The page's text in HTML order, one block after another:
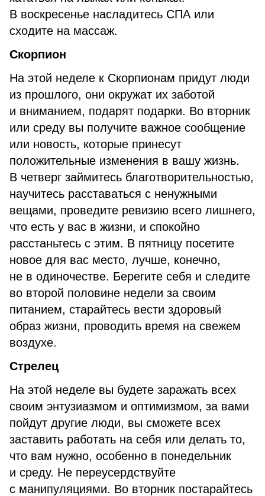
В воскресенье насладитесь СПА или
сходите на массаж.
Скорпион
На этой неделе к Скорпионам придут люди
из прошлого, они окружат их заботой
и вниманием, подарят подарки. Во вторник
или среду вы получите важное сообщение
или новость, которые принесут
положительные изменения в вашу жизнь.
В четверг займитесь благотворительностью,
научитесь расставаться с ненужными
вещами, проведите ревизию всего лишнего,
что есть у вас в жизни, и спокойно
расстаньтесь с этим. В пятницу посетите
новое для вас место, лучше, конечно,
не в одиночестве. Берегите себя и следите
во второй половине недели за своим
питанием, старайтесь вести здоровый
образ жизни, проводить время на свежем
воздухе.
Стрелец
На этой неделе вы будете заражать всех
своим энтузиазмом и оптимизмом, за вами
пойдут другие люди, вы сможете всех
заставить работать на себя или делать то,
что вам нужно, особенно в понедельник
и среду. Не переусердствуйте
с манипуляциями. Во вторник постарайтесь